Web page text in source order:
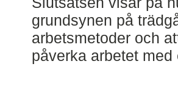
grundsynen på
arbetsmetoder och
påverka arbetet